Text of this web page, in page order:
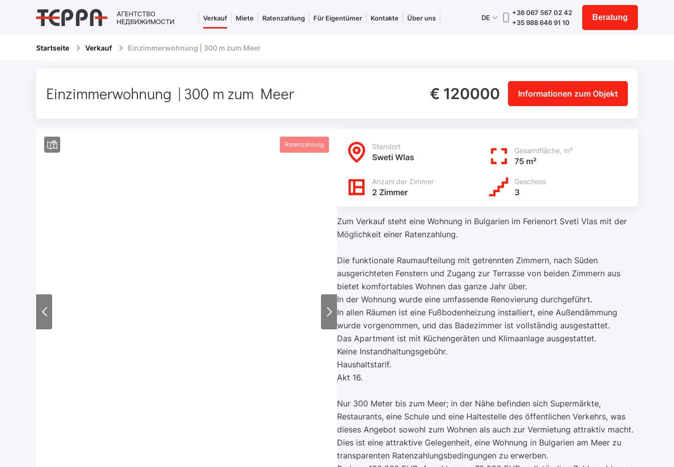
Verkauf Miete Ratenzahlung Für Eigentümer Kontakte Über uns DE
+38 067 567 02 42
+35 988 646 91 10
Beratung
Startseite Verkauf Einzimmerwohnung | 300 m zum Meer
Einzimmerwohnung | 300 m zum Meer € 120000 Informationen zum Objekt
Ratenzahlung Standort
Sweti Wlas
Gesamtfläche, m²
75 m²
Anzahl der Zimmer
2 Zimmer
Geschoss
3
Zum Verkauf steht eine Wohnung in Bulgarien im Ferienort Sveti Vlas mit der
Möglichkeit einer Ratenzahlung.
Die funktionale Raumaufteilung mit getrennten Zimmern, nach Süden
ausgerichteten Fenstern und Zugang zur Terrasse von beiden Zimmern aus
bietet komfortables Wohnen das ganze Jahr über.
In der Wohnung wurde eine umfassende Renovierung durchgeführt.
In allen Räumen ist eine Fußbodenheizung installiert, eine Außendämmung
wurde vorgenommen, und das Badezimmer ist vollständig ausgestattet.
Das Apartment ist mit Küchengeräten und Klimaanlage ausgestattet.
Keine Instandhaltungsgebühr.
Haushaltstarif.
Akt 16.
Nur 300 Meter bis zum Meer; in der Nähe befinden sich Supermärkte,
Restaurants, eine Schule und eine Haltestelle des öffentlichen Verkehrs, was
dieses Angebot sowohl zum Wohnen als auch zur Vermietung attraktiv macht.
Dies ist eine attraktive Gelegenheit, eine Wohnung in Bulgarien am Meer zu
transparenten Ratenzahlungsbedingungen zu erwerben.